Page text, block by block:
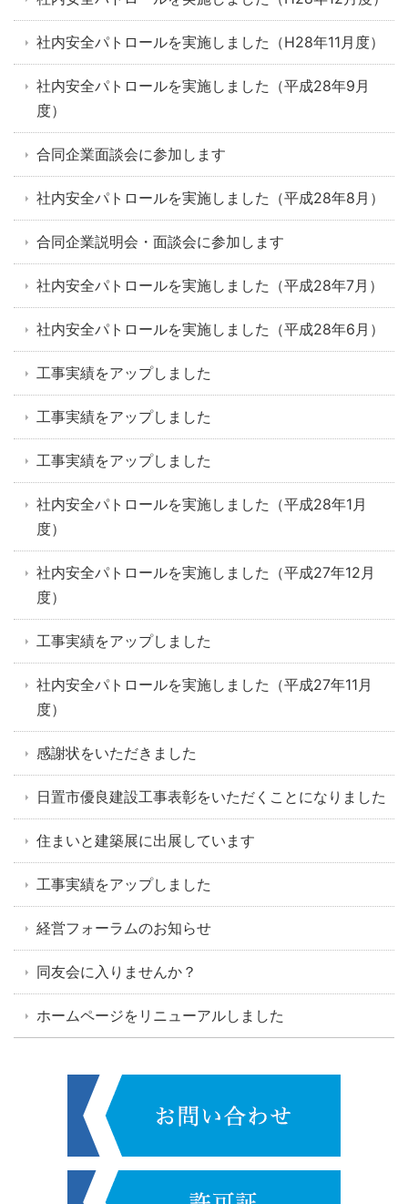
社内安全パトロールを実施しました（H28年11月度）
社内安全パトロールを実施しました（平成28年9月
度）
合同企業面談会に参加します
社内安全パトロールを実施しました（平成28年8月）
合同企業説明会・面談会に参加します
社内安全パトロールを実施しました（平成28年7月）
社内安全パトロールを実施しました（平成28年6月）
工事実績をアップしました
工事実績をアップしました
工事実績をアップしました
社内安全パトロールを実施しました（平成28年1月
度）
社内安全パトロールを実施しました（平成27年12月
度）
工事実績をアップしました
社内安全パトロールを実施しました（平成27年11月
度）
感謝状をいただきました
日置市優良建設工事表彰をいただくことになりました
住まいと建築展に出展しています
工事実績をアップしました
経営フォーラムのお知らせ
同友会に入りませんか？
ホームページをリニューアルしました